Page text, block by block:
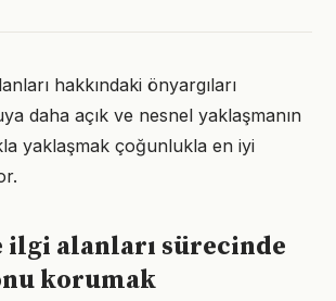
hakkındaki önyargıları
daha açık ve nesnel yaklaşmanın
yaklaşmak çoğunlukla en iyi
ilgi alanları sürecinde
korumak